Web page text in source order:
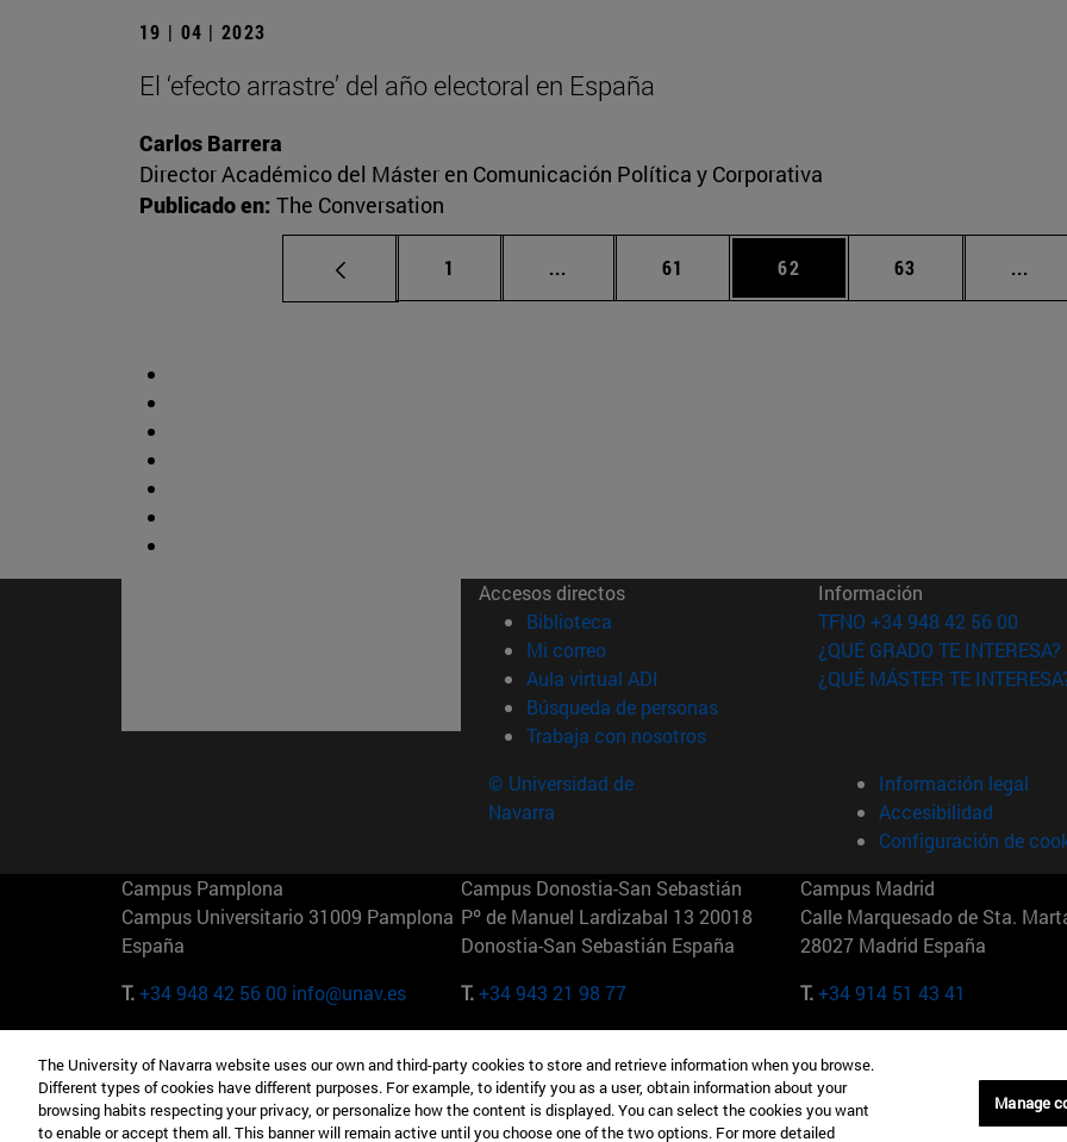
19 | 04 | 2023
El ‘efecto arrastre’ del año electoral en España
Carlos Barrera
Director Académico del Máster en Comunicación Política y Corporativa
Publicado en: The Conversation
Página
1 ... Páginas intermedias Use TAB para desplazarse.
Página
61 Página
62 Página
63 ...
Accesos directos
Biblioteca (abre en nueva ventana)
Mi correo(abre en nueva ventana)
Aula virtual ADI (abre en nueva ventana)
Búsqueda de personas(abre en nueva ventana)
Trabaja con nosotros(abre en nueva ventana)
Información
TFNO +34 948 42 56 00
¿QUÉ GRADO TE INTERESA?
¿QUÉ MÁSTER TE
© Universidad de
Navarra
Información legal
Accesibilidad
Configuración de
Campus Pamplona
Campus Universitario 31009 Pamplona
España
T.+34 948 42 56 00 info@unav.es
Campus Donostia-San Sebastián
Pº de Manuel Lardizabal 13 20018
Donostia-San Sebastián España
T.+34 943 21 98 77
Campus Madrid
Calle Marquesado de Sta.
28027 Madrid España
T.+34 914 51 43 41
Camino del Cerro Águila 3 28023
Madrid España
165 W 57th St 10019-2201 Nueva York
EE.UU
Maria-Theresia-Straße 15 81675
Múnich Alemania
The University of Navarra website uses our own and third-party cookies to store and retrieve information when you browse.
Different types of cookies have different purposes. For example, to identify you as a user, obtain information about your
browsing habits respecting your privacy, or personalize how the content is displayed. You can select the cookies you want
to enable or accept them all. This banner will remain active until you choose one of the two options. For more detailed
Manage